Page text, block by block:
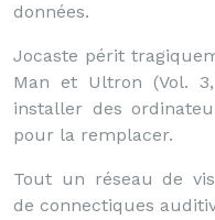
données.
Jocaste périt
Man et Ultron (Vol.
installer des
pour la remplacer.
Tout un réseau de
de connectiques